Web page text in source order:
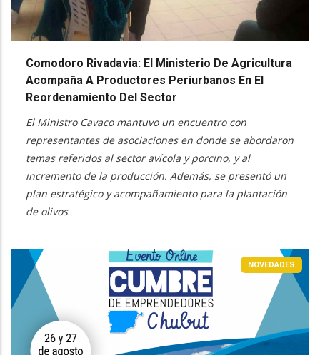
Comodoro Rivadavia: El Ministerio De Agricultura
Acompaña A Productores Periurbanos En El
Reordenamiento Del Sector
El Ministro Cavaco mantuvo un encuentro con
representantes de asociaciones en donde se abordaron
temas referidos al sector avícola y porcino, y al
incremento de la producción. Además, se presentó un
plan estratégico y acompañamiento para la plantación
de olivos.
NOVEDADES